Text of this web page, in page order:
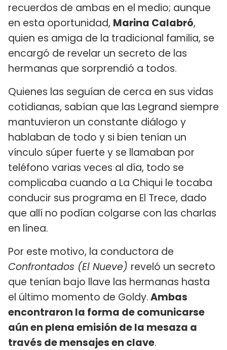
recuerdos de ambas en el medio; aunque
en esta oportunidad, Marina Calabró,
quien es amiga de la tradicional familia, se
encargó de revelar un secreto de las
hermanas que sorprendió a todos.
Quienes las seguían de cerca en sus vidas
cotidianas, sabían que las Legrand siempre
mantuvieron un constante diálogo y
hablaban de todo y si bien tenían un
vínculo súper fuerte y se llamaban por
teléfono varias veces al día, todo se
complicaba cuando a La Chiqui le tocaba
conducir sus programa en El Trece, dado
que allí no podían colgarse con las charlas
en línea.
Por este motivo, la conductora de
Confrontados (El Nueve) reveló un secreto
que tenían bajo llave las hermanas hasta
el último momento de Goldy.Ambas
encontraron la forma de comunicarse
aún en plena emisión de la mesaza a
través de mensajes en clave.